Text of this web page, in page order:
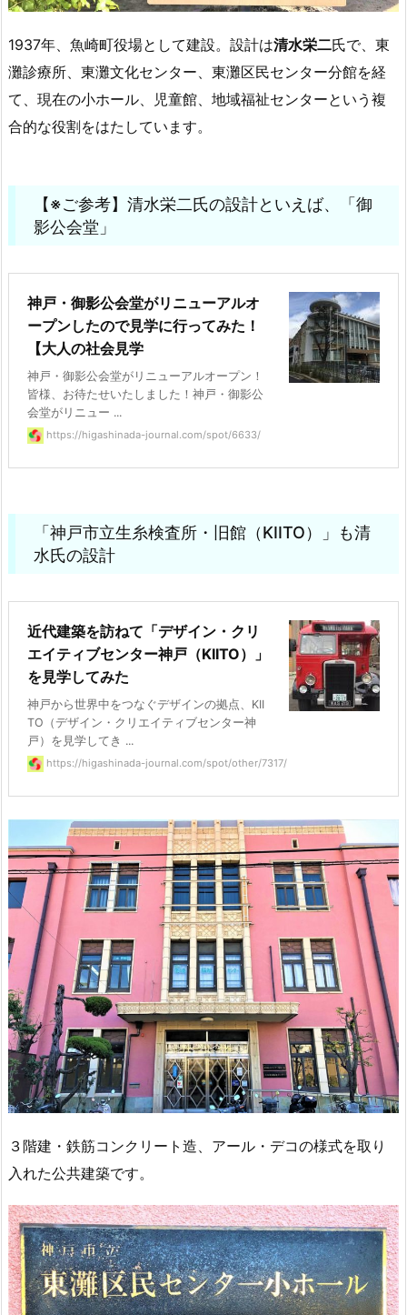
1937年、魚崎町役場として建設。設計は清水栄二氏で、東
灘診療所、東灘文化センター、東灘区民センター分館を経
て、現在の小ホール、児童館、地域福祉センターという複
合的な役割をはたしています。
【※ご参考】清水栄二氏の設計といえば、「御
影公会堂」
神戸・御影公会堂がリニューアルオ
ープンしたので見学に行ってみた！
【大人の社会見学
神戸・御影公会堂がリニューアルオープン！
皆様、お待たせいたしました！神戸・御影公
会堂がリニュー ...
https://higashinada-journal.com/spot/6633/
「神戸市立生糸検査所・旧館（KIITO）」も清
水氏の設計
近代建築を訪ねて「デザイン・クリ
エイティブセンター神戸（KIITO）」
を見学してみた
神戸から世界中をつなぐデザインの拠点、KII
TO（デザイン・クリエイティブセンター神
戸）を見学してき ...
https://higashinada-journal.com/spot/other/7317/
３階建・鉄筋コンクリート造、アール・デコの様式を取り
入れた公共建築です。